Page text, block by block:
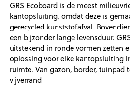
GRS Ecoboard is de meest
kantopsluiting, omdat deze is
gerecycled kunststofafval.
een bijzonder lange levensduur.
uitstekend in ronde vormen zetten
oplossing voor elke kantopsluiting
ruimte. Van gazon, border, tuinpad
vijverrand